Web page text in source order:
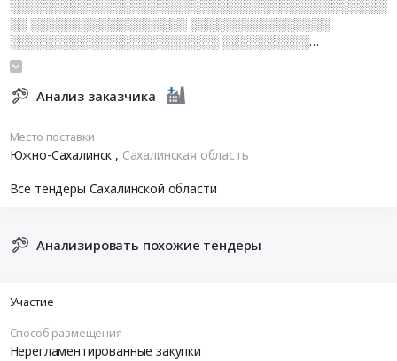
░░ ░░░░░░░░░░░░░░░░░░ ░░░░░░░░░░░░░░░░
░░░░░░░░░░░░░░░░░░░░░░░░ ░░░░░░░░░░
░░░░░░░░░░░░ ░░░░░░░░░░░░░
Анализ заказчика
Место поставки
Южно-Сахалинск , Сахалинская область
Все тендеры Сахалинской области
Анализировать похожие тендеры
Участие
Способ размещения
Нерегламентированные закупки